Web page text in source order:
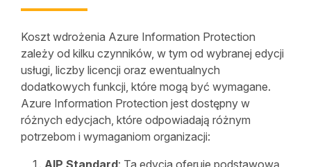
Koszt wdrożenia Azure Information Protection
zależy od kilku czynników, w tym od wybranej edycji
usługi, liczby licencji oraz ewentualnych
dodatkowych funkcji, które mogą być wymagane.
Azure Information Protection jest dostępny w
różnych edycjach, które odpowiadają różnym
potrzebom i wymaganiom organizacji: